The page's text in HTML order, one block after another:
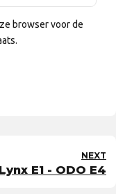
browser voor de
NEXT
Lynx E1 - ODO E4